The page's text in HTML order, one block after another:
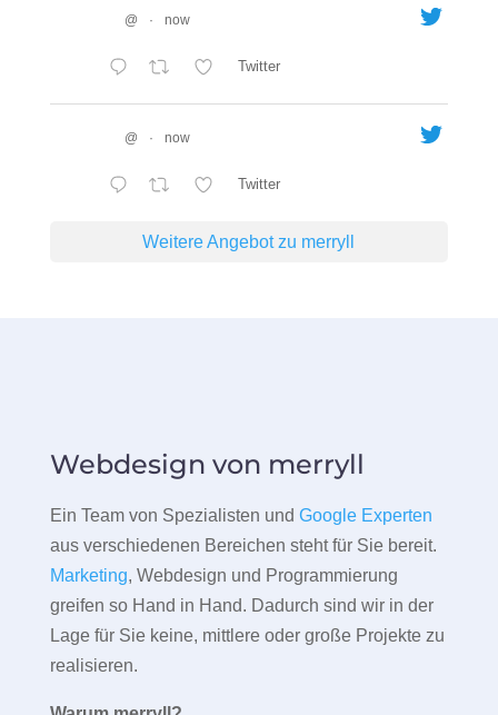
@ · now
Twitter
@ · now
Twitter
Weitere Angebot zu merryll
Webdesign von merryll
Ein Team von Spezialisten und Google Experten
aus verschiedenen Bereichen steht für Sie bereit.
Marketing, Webdesign und Programmierung
greifen so Hand in Hand. Dadurch sind wir in der
Lage für Sie keine, mittlere oder große Projekte zu
realisieren.